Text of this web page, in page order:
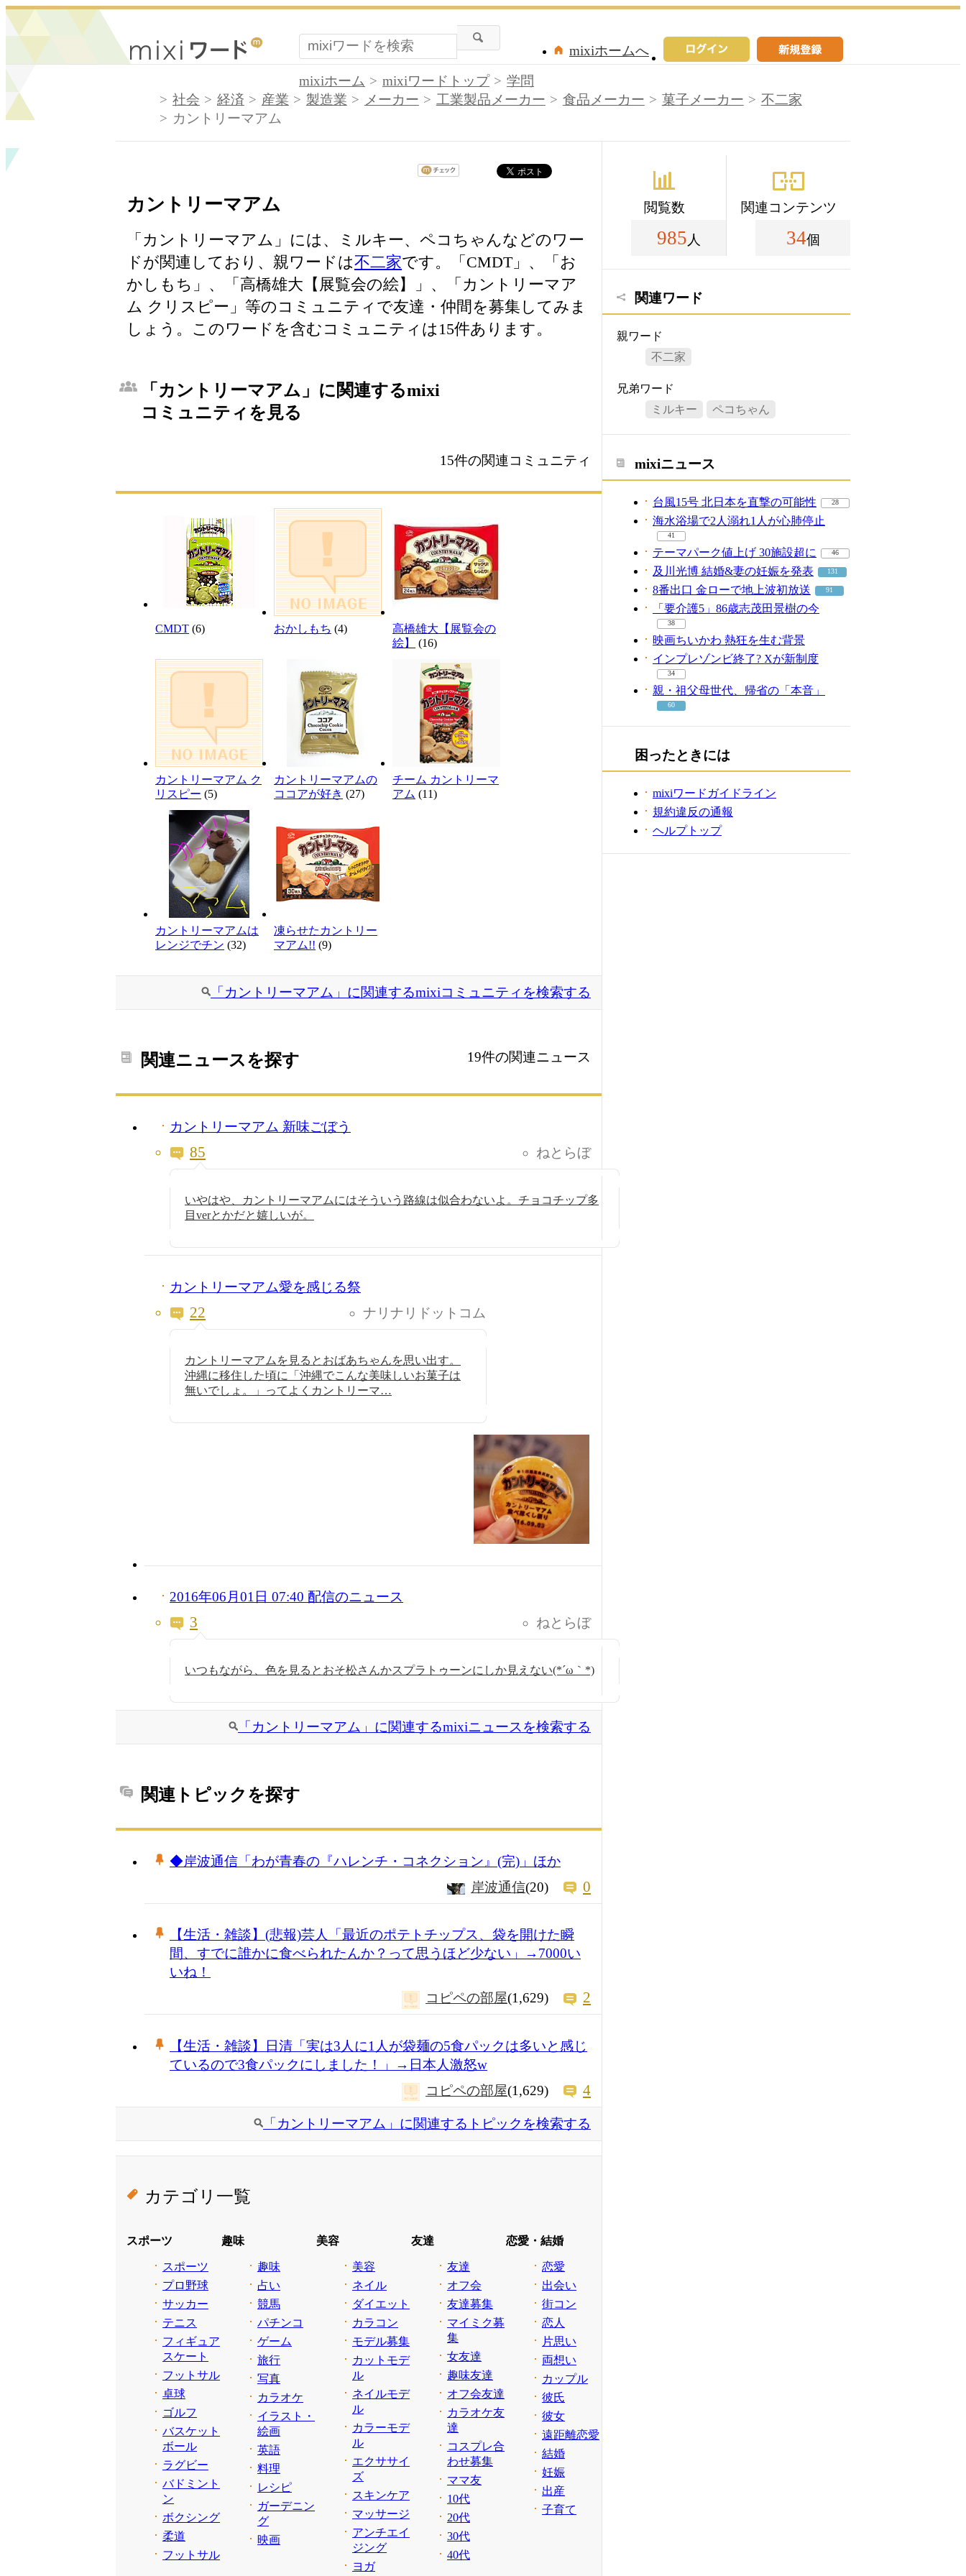
mixiホームへ
mixiホーム
mixiワードトップ
学問
社会
経済 産業 製造業 メーカー 工業製品メーカー 食品メーカー 菓子メーカー
不二家
カントリーマアム
カントリーマアム
「カントリーマアム」には、ミルキー、ペコちゃんなどのワー
ドが関連しており、親ワードは不二家です。「CMDT」、「お
かしもち」、「高橋雄大【展覧会の絵】」、「カントリーマア
ム クリスピー」等のコミュニティで友達・仲間を募集してみま
しょう。このワードを含むコミュニティは15件あります。
「カントリーマアム」に関連するmixi
コミュニティを見る
15件の関連コミュニティ
CMDT (6) おかしもち (4)
高橋雄大【展覧会の
絵】
(16)
カントリーマアム ク
リスピー (5)
カントリーマアムの
ココアが好き (27)
チーム カントリーマ
アム (11)
カントリーマアムは
レンジでチン (32)
凍らせたカントリー
マアム!! (9)
「カントリーマアム」に関連するmixiコミュニティを検索する
関連ニュースを探す 19件の関連ニュース
カントリーマアム 新味ごぼう
ねとらぼ
85
いやはや、カントリーマアムにはそういう路線は似合わないよ。チョコチップ多
目verとかだと嬉しいが。
カントリーマアム愛を感じる祭
ナリナリドットコム
22
カントリーマアムを見るとおばあちゃんを思い出す。
沖縄に移住した頃に「沖縄でこんな美味しいお菓子は
無いでしょ。」ってよくカントリーマ…
2016年06月01日 07:40 配信のニュース
ねとらぼ
3
いつもながら、色を見るとおそ松さんかスプラトゥーンにしか見えない(*´ω｀*)
「カントリーマアム」に関連するmixiニュースを検索する
関連トピックを探す
◆岸波通信「わが青春の『ハレンチ・コネクション』(完)」ほか
岸波通信(20) 0
【生活・雑談】(悲報)芸人「最近のポテトチップス、袋を開けた瞬
間、すでに誰かに食べられたんか？って思うほど少ない」→7000い
いね！
コピペの部屋(1,629) 2
【生活・雑談】日清「実は3人に1人が袋麺の5食パックは多いと感じ
ているので3食パックにしました！」→日本人激怒w
コピペの部屋(1,629) 4
「カントリーマアム」に関連するトピックを検索する
カテゴリ一覧
スポーツ
スポーツ
プロ野球
サッカー
テニス
フィギュア
スケート
フットサル
卓球
ゴルフ
バスケット
ボール
ラグビー
バドミント
ン
ボクシング
柔道
フットサル
趣味
趣味
占い
競馬
パチンコ
ゲーム
旅行
写真
カラオケ
イラスト・
絵画
英語
料理
レシピ
ガーデニン
グ
映画
美容
美容
ネイル
ダイエット
カラコン
モデル募集
カットモデ
ル
ネイルモデ
ル
カラーモデ
ル
エクササイ
ズ
スキンケア
マッサージ
アンチエイ
ジング
ヨガ
友達
友達
オフ会
友達募集
マイミク募
集
女友達
趣味友達
オフ会友達
カラオケ友
達
コスプレ合
わせ募集
ママ友
10代
20代
30代
40代
恋愛・結婚
恋愛
出会い
街コン
恋人
片思い
両想い
カップル
彼氏
彼女
遠距離恋愛
結婚
妊娠
出産
子育て
閲覧数
985 人
関連コンテンツ
34個
関連ワード
親ワード
不二家
兄弟ワード
ミルキー
ペコちゃん
mixiニュース
台風15号 北日本を直撃の可能性 28
海水浴場で2人溺れ1人が心肺停止
41
テーマパーク値上げ 30施設超に 46
及川光博 結婚&妻の妊娠を発表 131
8番出口 金ローで地上波初放送 91
「要介護5」86歳志茂田景樹の今
38
映画ちいかわ 熱狂を生む背景
インプレゾンビ終了? Xが新制度
34
親・祖父母世代、帰省の「本音」
60
困ったときには
mixiワードガイドライン
規約違反の通報
ヘルプトップ